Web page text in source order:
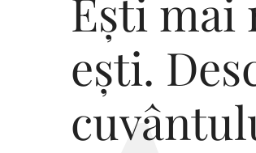
Ești mai
ești.